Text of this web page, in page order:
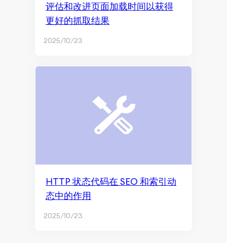
Facebook广告
付费社交媒体广告
评估和改进页面加载时间以获得
更好的抓取结果
2025/10/23
HTTP 状态代码在 SEO 和索引动
态中的作用
2025/10/23